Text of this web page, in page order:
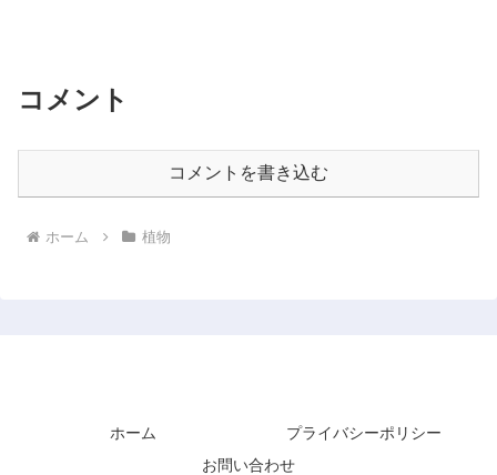
コメント
コメントを書き込む
ホーム 植物
ホーム
プライバシーポリシー
お問い合わせ